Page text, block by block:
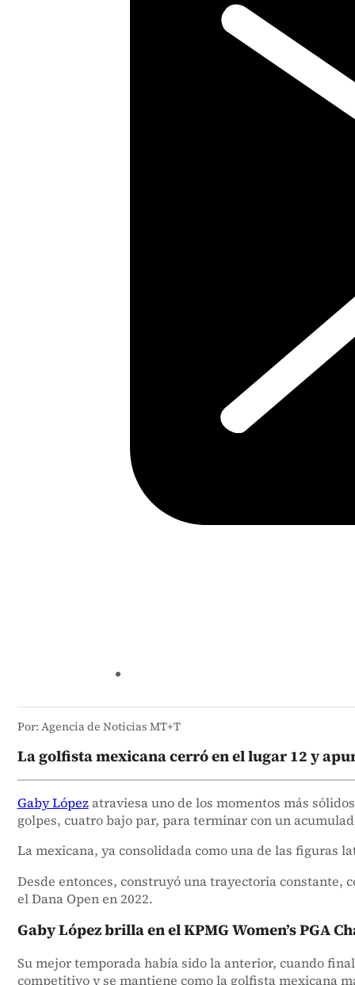
Por: Agencia de Noticias MT+T
La golfista mexicana cerró en el lugar 12 y
Gaby Lópezatraviesa uno de los momentos más
golpes, cuatro bajo par, para terminar con un
La mexicana, ya consolidada como una de las figuras
Desde entonces, construyó una trayectoria constante,
el Dana Open en 2022.
Gaby López brilla en el KPMG Women’s PGA
Su mejor temporada había sido la anterior, cuando
competitivo y se mantiene como la golfista mexicana